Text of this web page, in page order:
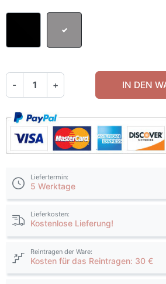
Schwarz Grau
- + IN DEN
Liefertermin:
5 Werktage
Lieferkosten:
Kostenlose Lieferung!
Reintragen der Ware:
Kosten für das Reintragen: 30 €